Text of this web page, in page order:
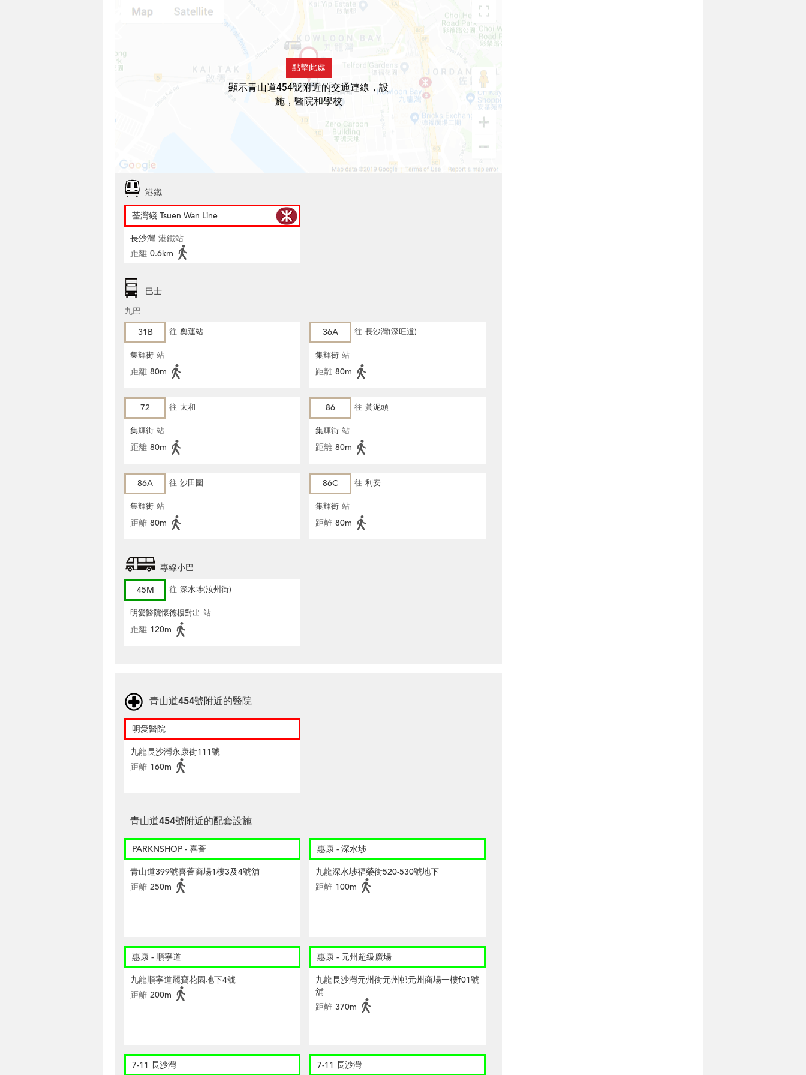
點擊此處
顯示青山道454號附近的交通連線，設
施，醫院和學校
港鐵
荃灣綫 Tsuen Wan Line
長沙灣 港鐵站
距離 0.6km
巴士
九巴
31B
往 奧運站
集輝街 站
距離 80m
36A 往 長沙灣(深旺道)
集輝街 站
距離 80m
72 往 太和
集輝街 站
距離 80m
86 往 黃泥頭
集輝街 站
距離 80m
86A 往 沙田圍
集輝街 站
距離 80m
86C 往 利安
集輝街 站
距離 80m
專線小巴
45M
往 深水埗(汝州街)
明愛醫院懷德樓對出 站
距離 120m
青山道454號附近的醫院
明愛醫院
九龍長沙灣永康街111號
距離 160m
青山道454號附近的配套設施
PARKNSHOP - 喜薈
青山道399號喜薈商場1樓3及4號舖
距離 250m
惠康 - 深水埗
九龍深水埗福榮街520-530號地下
距離 100m
惠康 - 順寧道
九龍順寧道麗寶花園地下4號
距離 200m
惠康 - 元州超級廣場
九龍長沙灣元州街元州邨元州商場一樓f01號
舖
距離 370m
7-11 長沙灣 7-11 長沙灣